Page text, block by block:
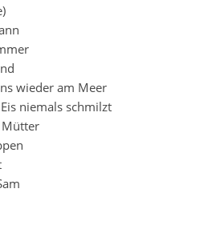
wieder am Meer
niemals schmilzt
Mütter